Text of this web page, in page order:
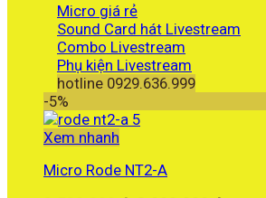
Micro giá rẻ
Sound Card hát Livestream
Combo Livestream
Phụ kiện Livestream
hotline 0929.636.999
-5%
Xem nhanh
Micro Rode NT2-A